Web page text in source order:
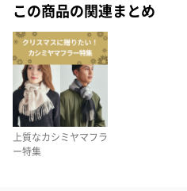
この商品の関連まとめ
上質なカシミヤマフラ
ー特集